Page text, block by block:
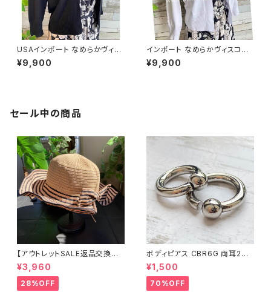
USAインポート なめらかヴィス
コース混 七分袖 カーディガン/
ブラック
¥9,900
インポート なめらかヴィスコー
ス混 羽織り 七～八分袖カーデ
ィガン/ホワイト
¥9,900
セール中の商品
【アウトレットSALE返品交換不
可8/20まで】つば広サマーハッ
ト・通気性・軽量 ワイヤー入りハ
ット ボーダー＆BIGリボン・女優
帽 UV/紫外線対策 レディースハ
¥3,960
28%OFF
ボディピアス CBR6G 両耳2個
セット 1ボール ネジ式 簡単脱着
サージカルステンレス NY直輸
入
¥1,500
70%OFF